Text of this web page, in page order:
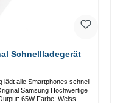
Schnellladegerät
lädt alle Smartphones schnell
C Output: 65W Farbe: Weiss